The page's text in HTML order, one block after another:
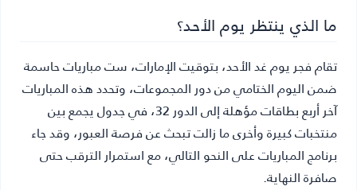
ما الذي ينتظر يوم الأحد؟
تقام فجر يوم غد الأحد، بتوقيت الإمارات، ست مباريات حاسمة
ضمن اليوم الختامي من دور المجموعات، وتحدد هذه المباريات
آخر أربع بطاقات مؤهلة إلى الدور 32، في جدول يجمع بين
منتخبات كبيرة وأخرى ما زالت تبحث عن فرصة العبور، وقد جاء
برنامج المباريات على النحو التالي، مع استمرار الترقب حتى
صافرة النهاية.